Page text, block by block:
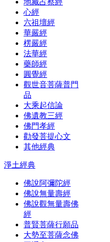
地藏占察經
心經
六祖壇經
華嚴經
楞嚴經
法華經
藥師經
圓覺經
觀世音菩薩普門
品
大乘起信論
佛遺教三經
佛門孝經
勸發菩提心文
其他經典
淨土經典
佛說阿彌陀經
佛說無量壽經
佛說觀無量壽佛
經
普賢菩薩行願品
大勢至菩薩念佛